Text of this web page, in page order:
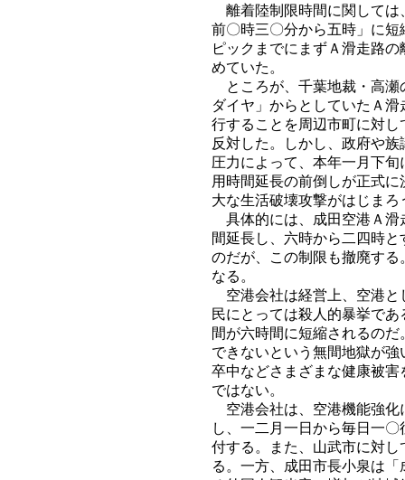
離着陸制限時間に関しては
前〇時三〇分から五時」に
ピックまでにまずＡ滑走路
めていた。
ところが、千葉地裁・高瀬
ダイヤ」からとしていたＡ
行することを周辺市町に対
反対した。しかし、政府や
圧力によって、本年一月下
用時間延長の前倒しが正式
大な生活破壊攻撃がはじまろ
具体的には、成田空港Ａ滑
間延長し、六時から二四時
のだが、この制限も撤廃す
なる。
空港会社は経営上、空港と
民にとっては殺人的暴挙で
間が六時間に短縮されるの
できないという無間地獄が
卒中などさまざまな健康被
ではない。
空港会社は、空港機能強化
し、一二月一日から毎日一
付する。また、山武市に対
る。一方、成田市長小泉は